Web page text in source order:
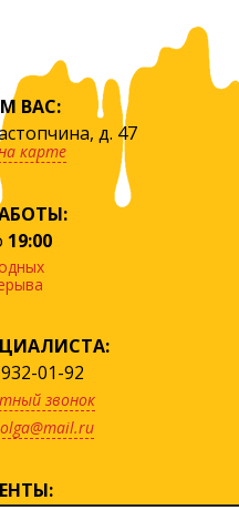
ВАС:
д. 47
карте
19:00
01-92
звонок